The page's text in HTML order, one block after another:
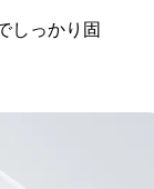
しっかり固